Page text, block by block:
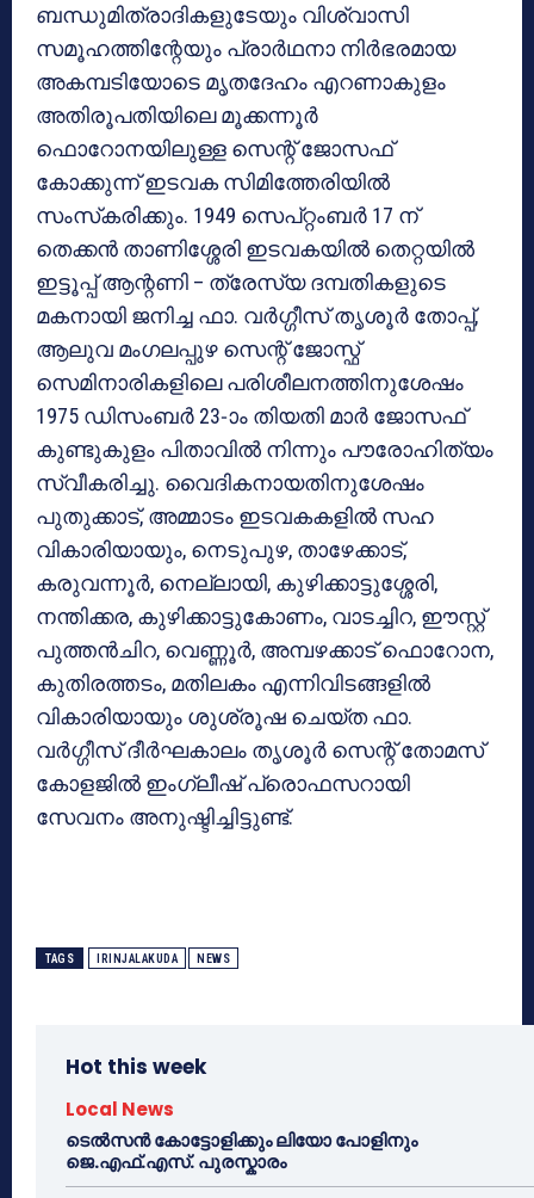
ബന്ധുമിത്രാദികളുടേയും വിശ്വാസി
സമൂഹത്തിന്റേയും പ്രാര്‍ഥനാ നിര്‍ഭരമായ
അകമ്പടിയോടെ മൃതദേഹം എറണാകുളം
അതിരൂപതിയിലെ മൂക്കന്നൂര്‍
ഫൊറോനയിലുള്ള സെന്റ് ജോസഫ്
കോക്കുന്ന് ഇടവക സിമിത്തേരിയില്‍
സംസ്‌കരിക്കും. 1949 സെപ്റ്റംബര്‍ 17 ന്
തെക്കന്‍ താണിശ്ശേരി ഇടവകയില്‍ തെറ്റയില്‍
ഇട്ടൂപ്പ് ആന്റണി – ത്രേസ്യ ദമ്പതികളുടെ
മകനായി ജനിച്ച ഫാ. വര്‍ഗ്ഗീസ് തൃശൂര്‍ തോപ്പ്,
ആലുവ മംഗലപ്പുഴ സെന്റ് ജോസ്ഫ്
സെമിനാരികളിലെ പരിശീലനത്തിനുശേഷം
1975 ഡിസംബര്‍ 23-ാം തിയതി മാര്‍ ജോസഫ്
കുണ്ടുകുളം പിതാവില്‍ നിന്നും പൗരോഹിത്യം
സ്വീകരിച്ചു. വൈദികനായതിനുശേഷം
പുതുക്കാട്, അമ്മാടം ഇടവകകളില്‍ സഹ
വികാരിയായും, നെടുപുഴ, താഴേക്കാട്,
കരുവന്നൂര്‍, നെല്ലായി, കുഴിക്കാട്ടുശ്ശേരി,
നന്തിക്കര, കുഴിക്കാട്ടുകോണം, വാടച്ചിറ, ഈസ്റ്റ്
പുത്തന്‍ചിറ, വെണ്ണൂര്‍, അമ്പഴക്കാട് ഫൊറോന,
കുതിരത്തടം, മതിലകം എന്നിവിടങ്ങളില്‍
വികാരിയായും ശുശ്രൂഷ ചെയ്ത ഫാ.
വര്‍ഗ്ഗീസ് ദീര്‍ഘകാലം തൃശൂര്‍ സെന്റ് തോമസ്
കോളജില്‍ ഇംഗ്ലീഷ് പ്രൊഫസറായി
സേവനം അനുഷ്ടിച്ചിട്ടുണ്ട്.
TAGS IRINJALAKUDA NEWS
Hot this week
Local News
ടെൽസൻ കോട്ടോളിക്കും ലിയോ പോളിനും
ജെ.എഫ്.എസ്. പുരസ്കാരം